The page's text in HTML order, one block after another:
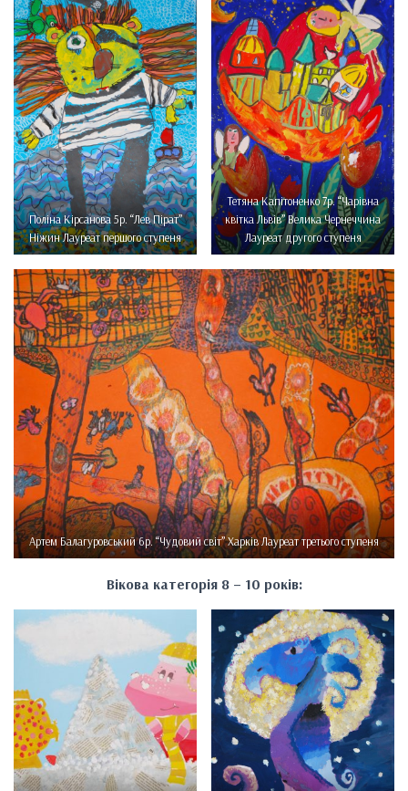
Поліна Кірсанова 5р. “Лев Пірат”
Ніжин Лауреат першого ступеня
Тетяна Капітоненко 7р. “Чарівна
квітка Львів” Велика Чернеччина
Лауреат другого ступеня
Артем Балагуровський 6р. “Чудовий світ” Харків Лауреат третього ступеня
Вікова категорія 8 – 10 років: